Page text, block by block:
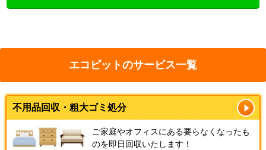
エコピットのサービス一覧
不用品回収・粗大ゴミ処分
ご家庭やオフィスにある要らなくなったも
のを即日回収いたします！